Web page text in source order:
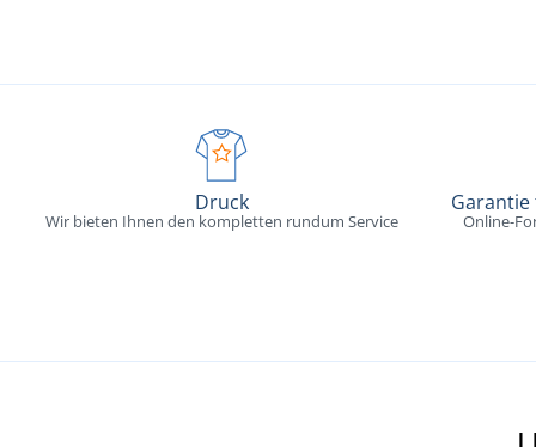
Druck
Wir bieten Ihnen den kompletten rundum Service
Garantie
Online-